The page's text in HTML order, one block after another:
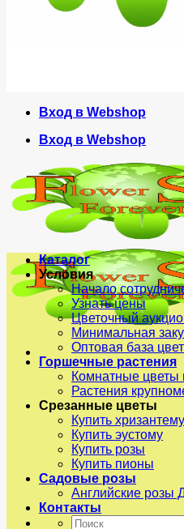
Вход в Webshop
Вход в Webshop
Каталог
Условия
Начало
Узнать цены
Цветочный
Минимальная
Оптовая база
Горшечные растения
Комнатные цветы
Растения
Срезанные цветы
Купить хризантему
Купить эустому
Купить розы
Купить пионы
Садовые розы
Английские розы
Контакты
Искать: